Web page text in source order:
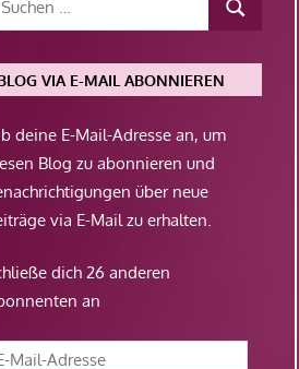
VIA E-MAIL ABONNIEREN
deine E-Mail-Adresse an, um
Blog zu abonnieren und
über neue
via E-Mail zu erhalten.
dich 26 anderen
an